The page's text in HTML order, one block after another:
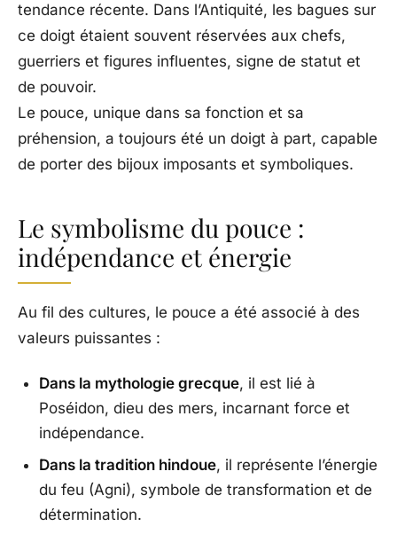
tendance récente. Dans l’Antiquité, les bagues sur
ce doigt étaient souvent réservées aux chefs,
guerriers et figures influentes, signe de statut et
de pouvoir.
Le pouce, unique dans sa fonction et sa
préhension, a toujours été un doigt à part, capable
de porter des bijoux imposants et symboliques.
Le symbolisme du pouce :
indépendance et énergie
Au fil des cultures, le pouce a été associé à des
valeurs puissantes :
Dans la mythologie grecque, il est lié à
Poséidon, dieu des mers, incarnant force et
indépendance.
Dans la tradition hindoue, il représente l’énergie
du feu (Agni), symbole de transformation et de
détermination.